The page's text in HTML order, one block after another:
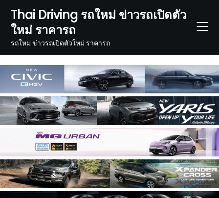
content
Thai Driving รถใหม่ ข่าวรถเปิดตัว
ใหม่ ราคารถ
รถใหม่ ข่าวรถเปิดตัวใหม่ ราคารถ